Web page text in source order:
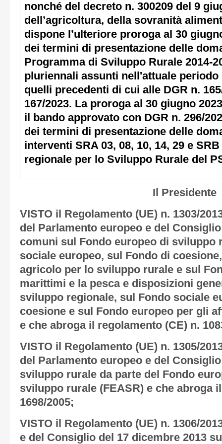
nonché del decreto n. 300209 del 9
dell’agricoltura, della sovranità
dispone l’ulteriore proroga al 30
dei termini di presentazione delle
Programma di Sviluppo Rurale 2014-
pluriennali assunti nell'attuale
quelli precedenti di cui alle DGR n.
167/2023. La proroga al 30 giugno
il bando approvato con DGR n. 296/
dei termini di presentazione delle
interventi SRA 03, 08, 10, 14, 29 e
regionale per lo Sviluppo Rurale del
Il Presidente
VISTO il Regolamento (UE) n. 1303/
del Parlamento europeo e del
comuni sul Fondo europeo di sviluppo
sociale europeo, sul Fondo di
agricolo per lo sviluppo rurale e sul
marittimi e la pesca e disposizioni
sviluppo regionale, sul Fondo sociale
coesione e sul Fondo europeo per gli
e che abroga il regolamento (CE) n.
VISTO il Regolamento (UE) n. 1305/
del Parlamento europeo e del
sviluppo rurale da parte del Fondo
sviluppo rurale (FEASR) e che abroga
1698/2005;
VISTO il Regolamento (UE) n. 1306/
e del Consiglio del 17 dicembre 2013